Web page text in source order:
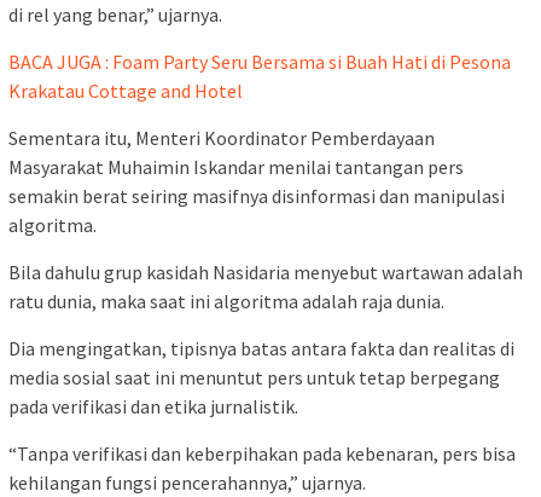
di rel yang benar,” ujarnya.
BACA JUGA : Foam Party Seru Bersama si Buah Hati di Pesona
Krakatau Cottage and Hotel
Sementara itu, Menteri Koordinator Pemberdayaan
Masyarakat Muhaimin Iskandar menilai tantangan pers
semakin berat seiring masifnya disinformasi dan manipulasi
algoritma.
Bila dahulu grup kasidah Nasidaria menyebut wartawan adalah
ratu dunia, maka saat ini algoritma adalah raja dunia.
Dia mengingatkan, tipisnya batas antara fakta dan realitas di
media sosial saat ini menuntut pers untuk tetap berpegang
pada verifikasi dan etika jurnalistik.
“Tanpa verifikasi dan keberpihakan pada kebenaran, pers bisa
kehilangan fungsi pencerahannya,” ujarnya.